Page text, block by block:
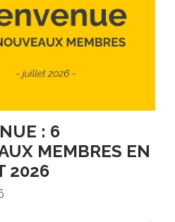
: 6
MEMBRES EN
2026